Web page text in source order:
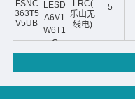
FSNC
363T5
V5UB
LESD
A6V1
W6T1
G
LRC(
乐山无
线电)
5